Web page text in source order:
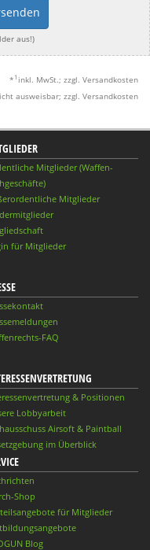
aus!)
* 1 inkl. MwSt.; zzgl. Versandkosten
ausweisbar; zzgl. Versandkosten
Mitglieder (Waffen-
Mitglieder
für Mitglieder
FAQ
& Positionen
Lobbyarbeit
Airsoft & Paintball
im Überblick
Shop
für Mitglieder
Blog